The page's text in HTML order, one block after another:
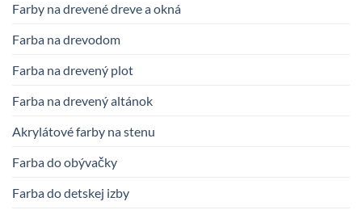
Farby na drevené dreve a okná
Farba na drevodom
Farba na drevený plot
Farba na drevený altánok
Akrylátové farby na stenu
Farba do obývačky
Farba do detskej izby